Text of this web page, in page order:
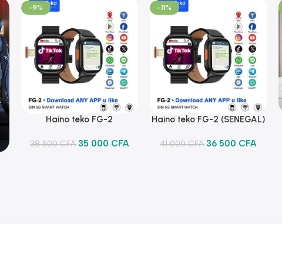
-9%
Ajouter Au Panier
Haino teko FG-2
38 500CFA 35 000 CFA
-11%
Ajouter Au Panier
Haino teko FG-2 (SENEGAL)
41 000CFA 36 500 CFA